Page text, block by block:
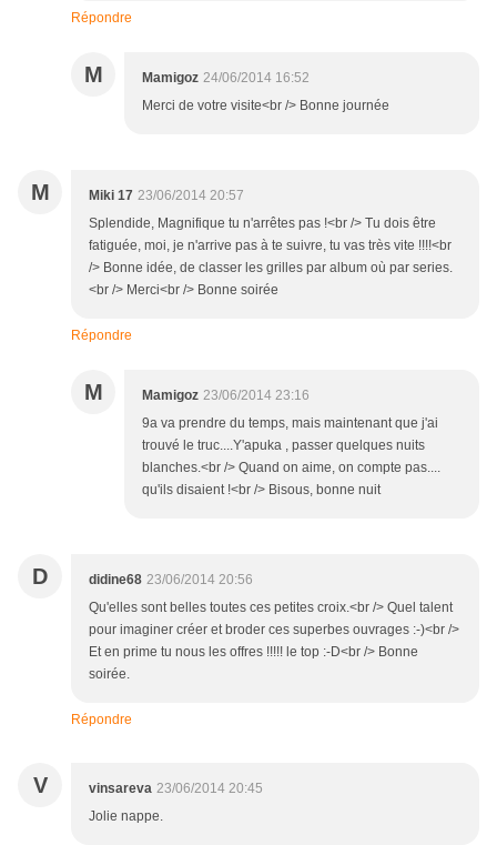
Répondre
M Mamigoz 24/06/2014 16:52
Merci de votre visite<br /> Bonne journée
M Miki 17 23/06/2014 20:57
Splendide, Magnifique tu n'arrêtes pas !<br /> Tu dois être
fatiguée, moi, je n'arrive pas à te suivre, tu vas très vite !!!!<br
/> Bonne idée, de classer les grilles par album où par series.
<br /> Merci<br /> Bonne soirée
Répondre
M Mamigoz 23/06/2014 23:16
9a va prendre du temps, mais maintenant que j'ai
trouvé le truc....Y'apuka , passer quelques nuits
blanches.<br /> Quand on aime, on compte pas....
qu'ils disaient !<br /> Bisous, bonne nuit
D didine68 23/06/2014 20:56
Qu'elles sont belles toutes ces petites croix.<br /> Quel talent
pour imaginer créer et broder ces superbes ouvrages :-)<br />
Et en prime tu nous les offres !!!!! le top :-D<br /> Bonne
soirée.
Répondre
V vinsareva 23/06/2014 20:45
Jolie nappe.